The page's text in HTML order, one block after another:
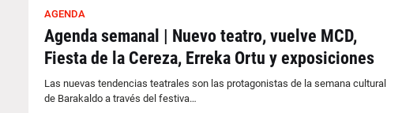
AGENDA
Agenda semanal | Nuevo teatro, vuelve MCD,
Fiesta de la Cereza, Erreka Ortu y exposiciones
Las nuevas tendencias teatrales son las protagonistas de la semana cultural
de Barakaldo a través del festiva…